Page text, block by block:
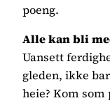
poeng.
Alle kan bli
Uansett
gleden, ikke
heie? Kom